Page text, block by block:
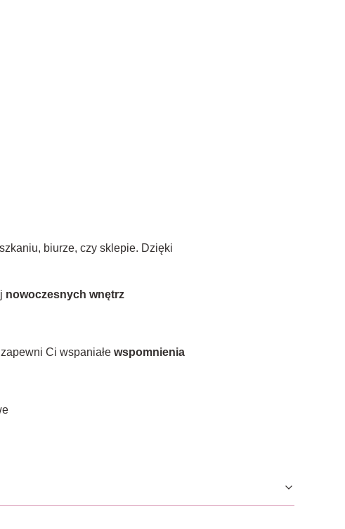
biurze, czy sklepie. Dzięki
nowoczesnych wnętrz
Ci wspaniałe wspomnienia